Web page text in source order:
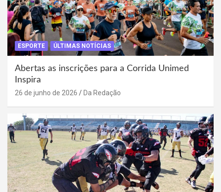
ESPORTE ÚLTIMAS NOTÍCIAS
Abertas as inscrições para a Corrida Unimed
Inspira
26 de junho de 2026 Da Redação